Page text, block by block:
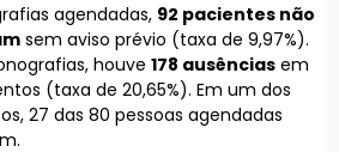
agendadas, 92 pacientes não
sem aviso prévio (taxa de 9,97%).
houve 178 ausências em
(taxa de 20,65%). Em um dos
27 das 80 pessoas agendadas